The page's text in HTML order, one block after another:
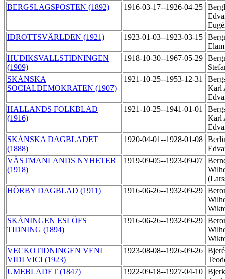
BERGSLAGSPOSTEN (1892)
1916-03-17--1926-04-25
IDROTTSVÄRLDEN (1921)
1923-01-03--1923-03-15
HUDIKSVALLSTIDNINGEN
(1909)
1918-10-30--1967-05-29
SKÅNSKA
SOCIALDEMOKRATEN (1907)
1921-10-25--1953-12-31
Karl
HALLANDS FOLKBLAD
(1916)
1921-10-25--1941-01-01
Karl
SKÅNSKA DAGBLADET
(1888)
1920-04-01--1928-01-08
VÄSTMANLANDS NYHETER
(1918)
1919-09-05--1923-09-07
HÖRBY DAGBLAD (1911)
1916-06-26--1932-09-29
SKÅNINGEN ESLÖFS
TIDNING (1894)
1916-06-26--1932-09-29
VECKOTIDNINGEN VENI
VIDI VICI (1923)
1923-08-08--1926-09-26
UMEBLADET (1847)
1922-09-18--1927-04-10